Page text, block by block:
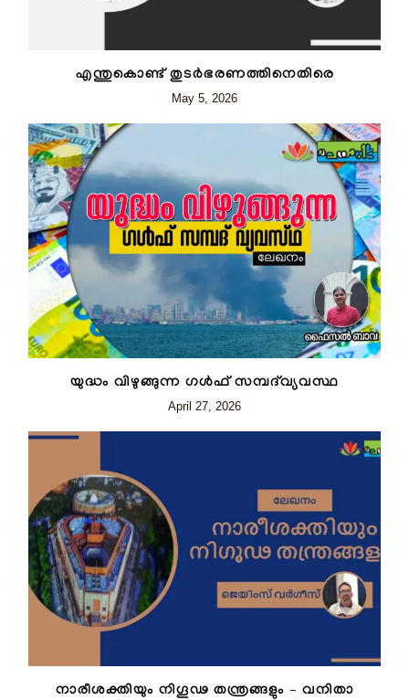
എന്തുകൊണ്ട് തുടർഭരണത്തിനെതിരെ
May 5, 2026
യുദ്ധം വിഴുങ്ങുന്ന ഗൾഫ് സമ്പദ്‌വ്യവസ്ഥ
April 27, 2026
നാരീശക്തിയും നിഗൂഢ തന്ത്രങ്ങളും – വനിതാ